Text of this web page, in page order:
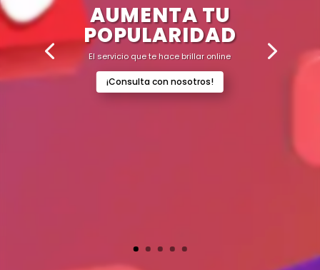
AUMENTA TU
POPULARIDAD
El servicio que te hace brillar online
¡Consulta con nosotros!